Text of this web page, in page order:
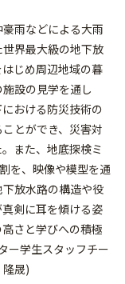
雨などによる大雨
界最大級の地下放
じめ周辺地域の暮
設の見学を通し
おける防災技術の
とができ、災害対
また、地底探検ミ
を、映像や模型を通
放水路の構造や役
剣に耳を傾ける姿
さと学びへの積極
ー学生スタッフチー
晟)